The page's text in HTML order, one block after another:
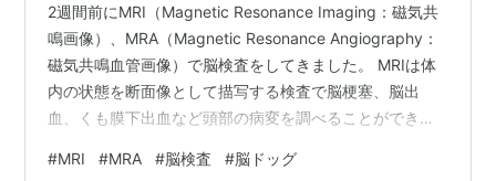
2週間前にMRI（Magnetic Resonance Imaging：磁気共
鳴画像）、MRA（Magnetic Resonance Angiography：
磁気共鳴血管画像）で脳検査をしてきました。 MRIは体
内の状態を断面像として描写する検査で脳梗塞、脳出
血、くも膜下出血など頭部の病変を調べることができま
そうです。 MRAは頭の中の血管を描写する検査で太い血
#MRI #MRA #脳検査 #脳ドッグ